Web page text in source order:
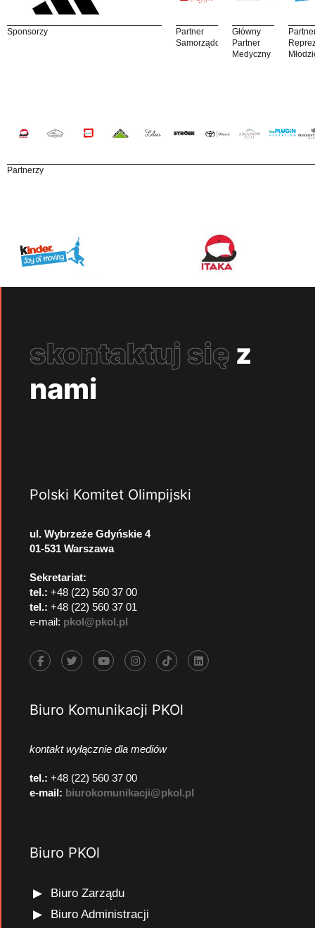
Sponsorzy
Partner
Samorządowy
Główny
Partner
Medyczny
Partnerzy
skontaktuj się z
nami
Polski Komitet Olimpijski
ul. Wybrzeże Gdyńskie 4
01-531 Warszawa
Sekretariat:
tel.: +48 (22) 560 37 00
tel.: +48 (22) 560 37 01
e-mail: pkol@pkol.pl
Biuro Komunikacji PKOl
kontakt wyłącznie dla mediów
tel.: +48 (22) 560 37 00
e-mail: biurokomunikacji@pkol.pl
Biuro PKOl
Biuro Zarządu
Biuro Administracji